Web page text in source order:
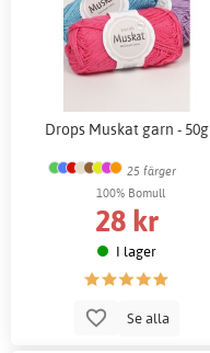
Drops Muskat garn - 50g
25 färger
100% Bomull
28 kr
I lager
Se alla